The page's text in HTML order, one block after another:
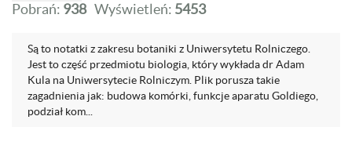
Pobrań: 938 Wyświetleń: 5453
Są to notatki z zakresu botaniki z Uniwersytetu Rolniczego.
Jest to część przedmiotu biologia, który wykłada dr Adam
Kula na Uniwersytecie Rolniczym. Plik porusza takie
zagadnienia jak: budowa komórki, funkcje aparatu Goldiego,
podział kom...